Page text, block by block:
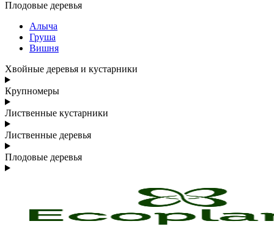
Плодовые деревья
Алыча
Груша
Вишня
Хвойные деревья и кустарники
Крупномеры
Лиственные кустарники
Лиственные деревья
Плодовые деревья